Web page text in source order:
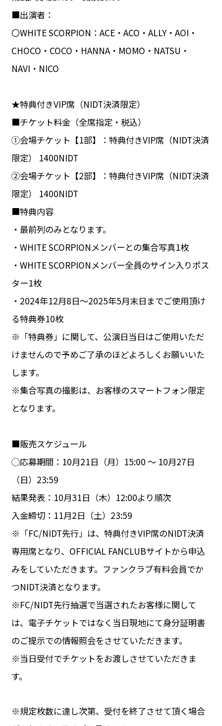
■出演者：
〇WHITE SCORPION：ACE・ACO・ALLY・AOI・
CHOCO・COCO・HANNA・MOMO・NATSU・
NAVI・NICO
★特典付きVIP席（NIDT決済限定）
■チケット料金（全席指定・税込）
①会場チケット【1部】：特典付きVIP席（NIDT決済
限定） 1400NIDT
②会場チケット【2部】：特典付きVIP席（NIDT決済
限定） 1400NIDT
■特典内容
・最前列のみとなります。
・WHITE SCORPIONメンバーとの集合写真1枚
・WHITE SCORPIONメンバー全員のサイン入りポス
ター1枚
・2024年12月8日〜2025年5月末日までご使用頂け
る特典券10枚
※「特典券」に関して、公演日当日はご使用いただ
けませんので予めご了承のほどよろしくお願いいた
します。
※集合写真の撮影は、お客様のスマートフォン限定
となります。
■販売スケジュール
◯応募期間：10月21日（月）15:00 ～ 10月27日
（日）23:59
結果発表：10月31日（木）12:00より順次
入金締切：11月2日（土）23:59
※「FC/NIDT先行」は、特典付きVIP席のNIDT決済
専用席となり、OFFICIAL FANCLUBサイトから申込
みをしていただきます。ファンクラブ有料会員でか
つNIDT決済となります。
※FC/NIDT先行抽選で当選されたお客様に関して
は、電子チケットではなく当日現地にて身分証明書
のご提示での情報照会をさせていただきます。
※当日受付でチケットをお渡しさせていただきま
す。
※規定枚数に達し次第、受付を終了させて頂く場合